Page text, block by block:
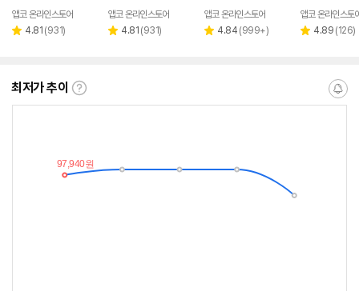
앱코 온라인스토어
별 4.81 리
(931)
앱코 온라인스토어
별 4.81 리
(931)
앱코 온라인스토어
별 4.84 리
(999+)
앱코 온라인스토
별 4.89 리
(126)
최저가 추이
최
란?
알